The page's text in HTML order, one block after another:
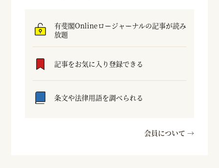
有斐閣Onlineロージャーナルの記事が読み
放題
記事をお気に入り登録できる
条文や法律用語を調べられる
会員について →